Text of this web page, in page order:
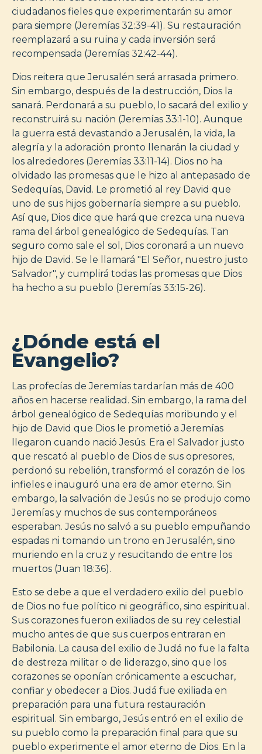
ciudadanos fieles que experimentarán su amor
para siempre (Jeremías 32:39-41). Su restauración
reemplazará a su ruina y cada inversión será
recompensada (Jeremías 32:42-44).
Dios reitera que Jerusalén será arrasada primero.
Sin embargo, después de la destrucción, Dios la
sanará. Perdonará a su pueblo, lo sacará del exilio y
reconstruirá su nación (Jeremías 33:1-10). Aunque
la guerra está devastando a Jerusalén, la vida, la
alegría y la adoración pronto llenarán la ciudad y
los alrededores (Jeremías 33:11-14). Dios no ha
olvidado las promesas que le hizo al antepasado de
Sedequías, David. Le prometió al rey David que
uno de sus hijos gobernaría siempre a su pueblo.
Así que, Dios dice que hará que crezca una nueva
rama del árbol genealógico de Sedequías. Tan
seguro como sale el sol, Dios coronará a un nuevo
hijo de David. Se le llamará "El Señor, nuestro justo
Salvador", y cumplirá todas las promesas que Dios
ha hecho a su pueblo (Jeremías 33:15-26).
¿Dónde está el
Evangelio?
Las profecías de Jeremías tardarían más de 400
años en hacerse realidad. Sin embargo, la rama del
árbol genealógico de Sedequías moribundo y el
hijo de David que Dios le prometió a Jeremías
llegaron cuando nació Jesús. Era el Salvador justo
que rescató al pueblo de Dios de sus opresores,
perdonó su rebelión, transformó el corazón de los
infieles e inauguró una era de amor eterno. Sin
embargo, la salvación de Jesús no se produjo como
Jeremías y muchos de sus contemporáneos
esperaban. Jesús no salvó a su pueblo empuñando
espadas ni tomando un trono en Jerusalén, sino
muriendo en la cruz y resucitando de entre los
muertos (Juan 18:36).
Esto se debe a que el verdadero exilio del pueblo
de Dios no fue político ni geográfico, sino espiritual.
Sus corazones fueron exiliados de su rey celestial
mucho antes de que sus cuerpos entraran en
Babilonia. La causa del exilio de Judá no fue la falta
de destreza militar o de liderazgo, sino que los
corazones se oponían crónicamente a escuchar,
confiar y obedecer a Dios. Judá fue exiliada en
preparación para una futura restauración
espiritual. Sin embargo, Jesús entró en el exilio de
su pueblo como la preparación final para que su
pueblo experimente el amor eterno de Dios. En la